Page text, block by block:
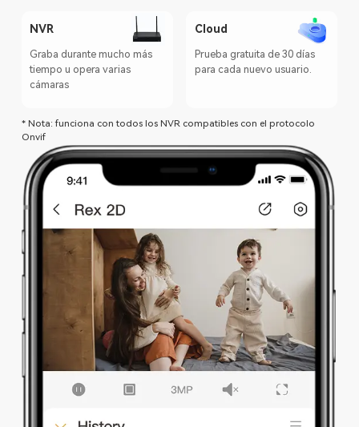
NVR
Graba durante mucho más
tiempo u opera varias
cámaras
Cloud
Prueba gratuita de 30 días
para cada nuevo usuario.
* Nota: funciona con todos los NVR compatibles con el protocolo
Onvif